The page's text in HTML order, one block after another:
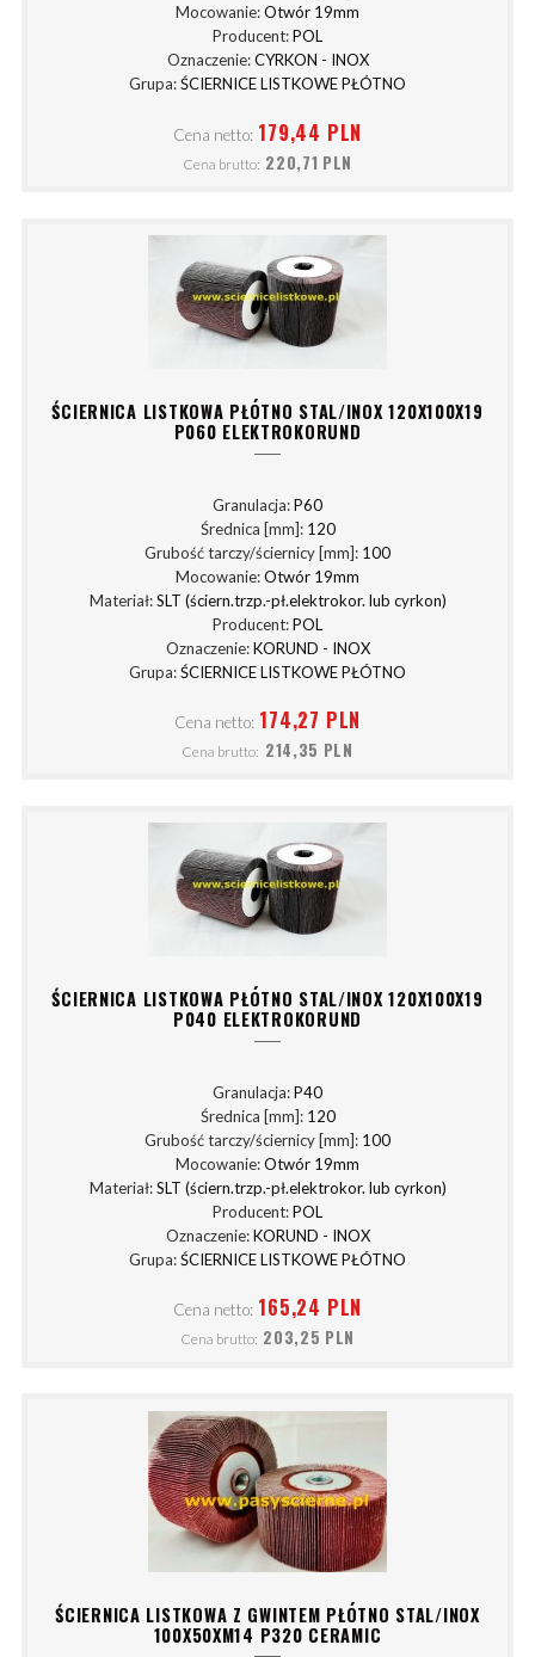
Mocowanie:Otwór 19mm
Producent:POL
Oznaczenie:CYRKON - INOX
Grupa:ŚCIERNICE LISTKOWE PŁÓTNO
Cena netto: 179,44 PLN
Cena brutto: 220,71 PLN
ŚCIERNICA LISTKOWA PŁÓTNO STAL/INOX 120X100X19
P060 ELEKTROKORUND
Granulacja:P60
Średnica [mm]: 120
Grubość tarczy/ściernicy [mm]: 100
Mocowanie:Otwór 19mm
Materiał:SLT (ściern.trzp.-pł.elektrokor. lub cyrkon)
Producent:POL
Oznaczenie:KORUND - INOX
Grupa:ŚCIERNICE LISTKOWE PŁÓTNO
Cena netto: 174,27 PLN
Cena brutto: 214,35 PLN
ŚCIERNICA LISTKOWA PŁÓTNO STAL/INOX 120X100X19
P040 ELEKTROKORUND
Granulacja:P40
Średnica [mm]: 120
Grubość tarczy/ściernicy [mm]: 100
Mocowanie:Otwór 19mm
Materiał:SLT (ściern.trzp.-pł.elektrokor. lub cyrkon)
Producent:POL
Oznaczenie:KORUND - INOX
Grupa:ŚCIERNICE LISTKOWE PŁÓTNO
Cena netto: 165,24 PLN
Cena brutto: 203,25 PLN
ŚCIERNICA LISTKOWA Z GWINTEM PŁÓTNO STAL/INOX
100X50XM14 P320 CERAMIC